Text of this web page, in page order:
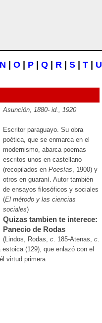
N O P Q R S T U
Asunción, 1880- id., 1920
Escritor paraguayo. Su obra
poética, que se enmarca en el
modernismo, abarca poemas
escritos unos en castellano
(recopilados en Poesías, 1900) y
otros en guaraní. Autor también
de ensayos filosóficos y sociales
(El método y las ciencias
sociales)
Quizas tambien te interece:
Panecio de Rodas
(Lindos, Rodas, c. 185-Atenas, c.
(129), que enlazó con el
virtud primera